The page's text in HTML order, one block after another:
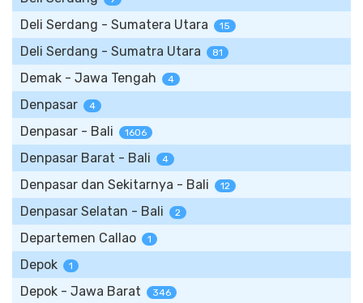
Deli Serdang - Sumatera Utara 15
Deli Serdang - Sumatra Utara 81
Demak - Jawa Tengah 4
Denpasar 4
Denpasar - Bali 1606
Denpasar Barat - Bali 4
Denpasar dan Sekitarnya - Bali 12
Denpasar Selatan - Bali 2
Departemen Callao 1
Depok 1
Depok - Jawa Barat 346